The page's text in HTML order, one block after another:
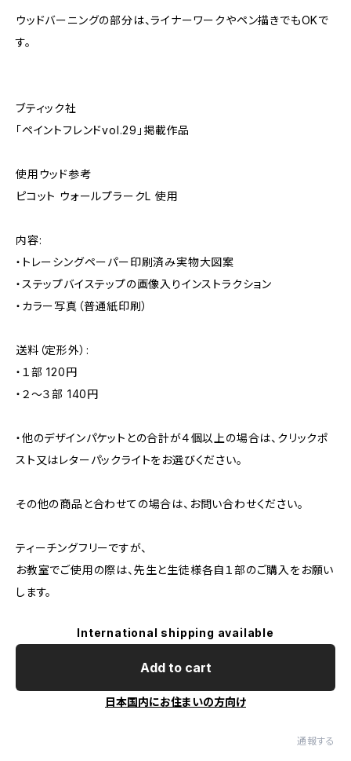
ウッドバーニングの部分は、ライナーワークやペン描きでもOKで
す。
ブティック社
「ペイントフレンドvol.29」掲載作品
使用ウッド参考
ピコット ウォールプラークL 使用
内容:
・トレーシングペーパー印刷済み実物大図案
・ステップバイステップの画像入りインストラクション
・カラー写真（普通紙印刷）
送料（定形外）:
・１部 120円
・２～３部 140円
・他のデザインパケットとの合計が４個以上の場合は、クリックポ
スト又はレターパックライトをお選びください。
その他の商品と合わせての場合は、お問い合わせください。
ティーチングフリーですが、
お教室でご使用の際は、先生と生徒様各自１部のご購入をお願い
します。
International shipping available
Add to cart
日本国内にお住まいの方向け
通報する